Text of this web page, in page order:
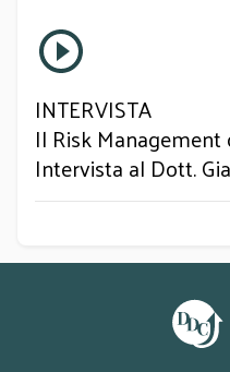
INTERVISTA
Il Risk Management
Intervista al Dott.